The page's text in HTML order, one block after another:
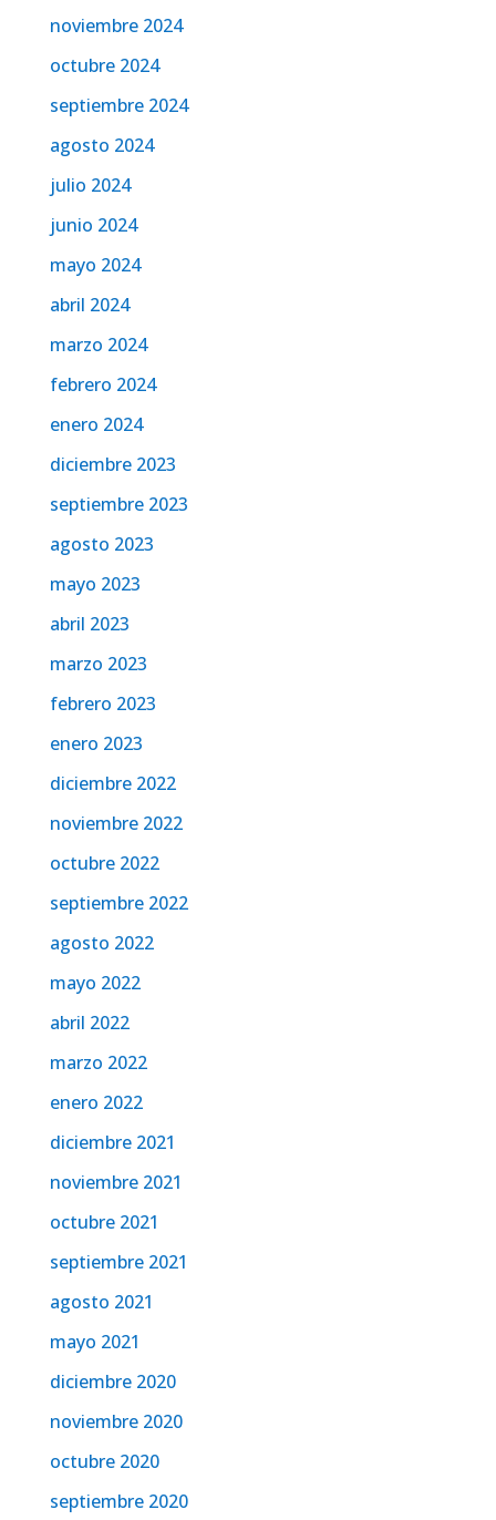
noviembre 2024
octubre 2024
septiembre 2024
agosto 2024
julio 2024
junio 2024
mayo 2024
abril 2024
marzo 2024
febrero 2024
enero 2024
diciembre 2023
septiembre 2023
agosto 2023
mayo 2023
abril 2023
marzo 2023
febrero 2023
enero 2023
diciembre 2022
noviembre 2022
octubre 2022
septiembre 2022
agosto 2022
mayo 2022
abril 2022
marzo 2022
enero 2022
diciembre 2021
noviembre 2021
octubre 2021
septiembre 2021
agosto 2021
mayo 2021
diciembre 2020
noviembre 2020
octubre 2020
septiembre 2020